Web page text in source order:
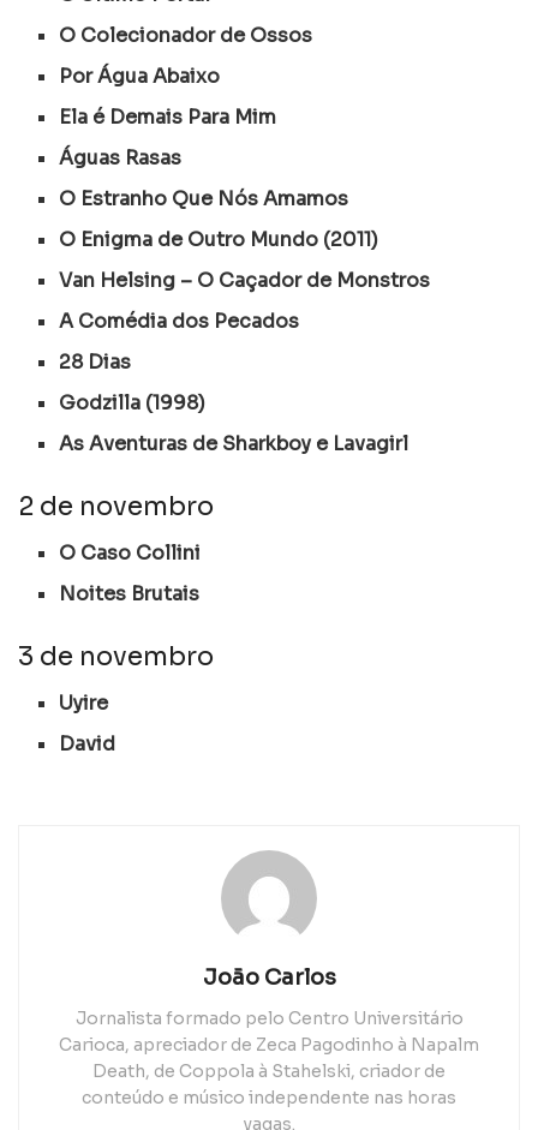
O Colecionador de Ossos
Por Água Abaixo
Ela é Demais Para Mim
Águas Rasas
O Estranho Que Nós Amamos
O Enigma de Outro Mundo (2011)
Van Helsing – O Caçador de Monstros
A Comédia dos Pecados
28 Dias
Godzilla (1998)
As Aventuras de Sharkboy e Lavagirl
2 de novembro
O Caso Collini
Noites Brutais
3 de novembro
Uyire
David
João Carlos
Jornalista formado pelo Centro Universitário
Carioca, apreciador de Zeca Pagodinho à Napalm
Death, de Coppola à Stahelski, criador de
conteúdo e músico independente nas horas
vagas.